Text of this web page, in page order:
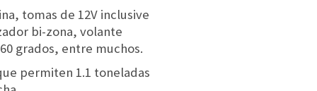
tomas de 12V inclusive
bi-zona, volante
grados, entre muchos.
permiten 1.1 toneladas